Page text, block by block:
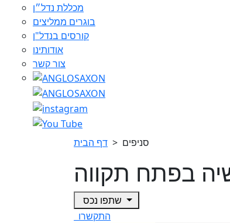
מכללת נדל״ן
בוגרים ממליצים
קורסים בנדל"ן
אודותינו
צור קשר
דף הבית > סניפים
בפתח תקווה
התקשרו